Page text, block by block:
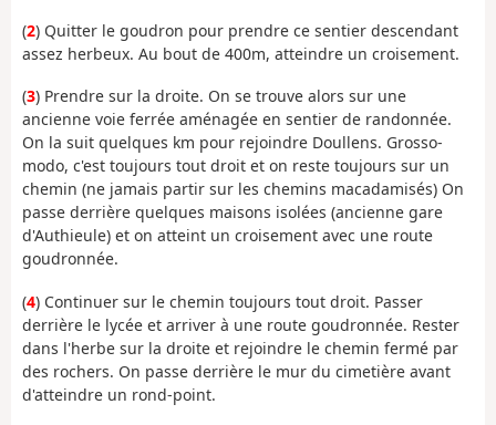
(2) Quitter le goudron pour prendre ce sentier descendant
assez herbeux. Au bout de 400m, atteindre un croisement.
(3) Prendre sur la droite. On se trouve alors sur une
ancienne voie ferrée aménagée en sentier de randonnée.
On la suit quelques km pour rejoindre Doullens. Grosso-
modo, c'est toujours tout droit et on reste toujours sur un
chemin (ne jamais partir sur les chemins macadamisés) On
passe derrière quelques maisons isolées (ancienne gare
d'Authieule) et on atteint un croisement avec une route
goudronnée.
(4) Continuer sur le chemin toujours tout droit. Passer
derrière le lycée et arriver à une route goudronnée. Rester
dans l'herbe sur la droite et rejoindre le chemin fermé par
des rochers. On passe derrière le mur du cimetière avant
d'atteindre un rond-point.